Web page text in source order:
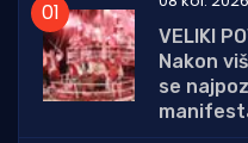
VELIKI
Nakon
se